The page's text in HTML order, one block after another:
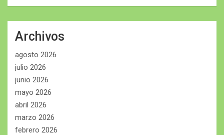
Archivos
agosto 2026
julio 2026
junio 2026
mayo 2026
abril 2026
marzo 2026
febrero 2026